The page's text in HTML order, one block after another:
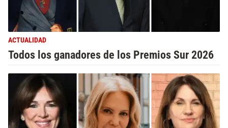
ACTUALIDAD
Todos los ganadores de los Premios Sur 2026